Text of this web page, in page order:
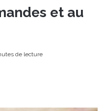
et au
de lecture